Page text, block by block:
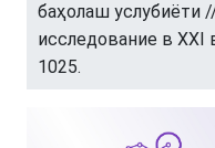
баҳолаш услубиёти
исследование в XXI
1025.